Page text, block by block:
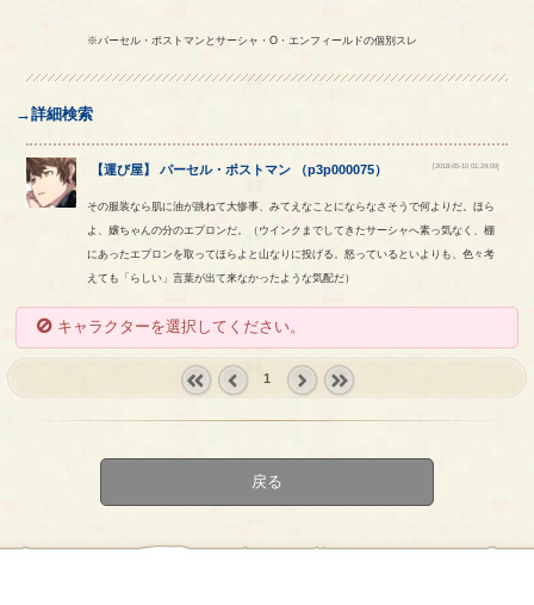
※パーセル・ポストマンとサーシャ・O・エンフィールドの個別スレ
→詳細検索
【運び屋】パーセル・ ポストマン （p3p000075） [2018-05-10 01:24:09]
その服装なら肌に油が跳ねて大惨事、みてえなことにならなさそうで何よりだ。ほら
よ、嬢ちゃんの分のエプロンだ。（ウインクまでしてきたサーシャへ素っ気なく、棚
にあったエプロンを取ってほらよと山なりに投げる。怒っているといよりも、色々考
えても「らしい」言葉が出て来なかったような気配だ）
キャラクターを選択してください。
1
戻る